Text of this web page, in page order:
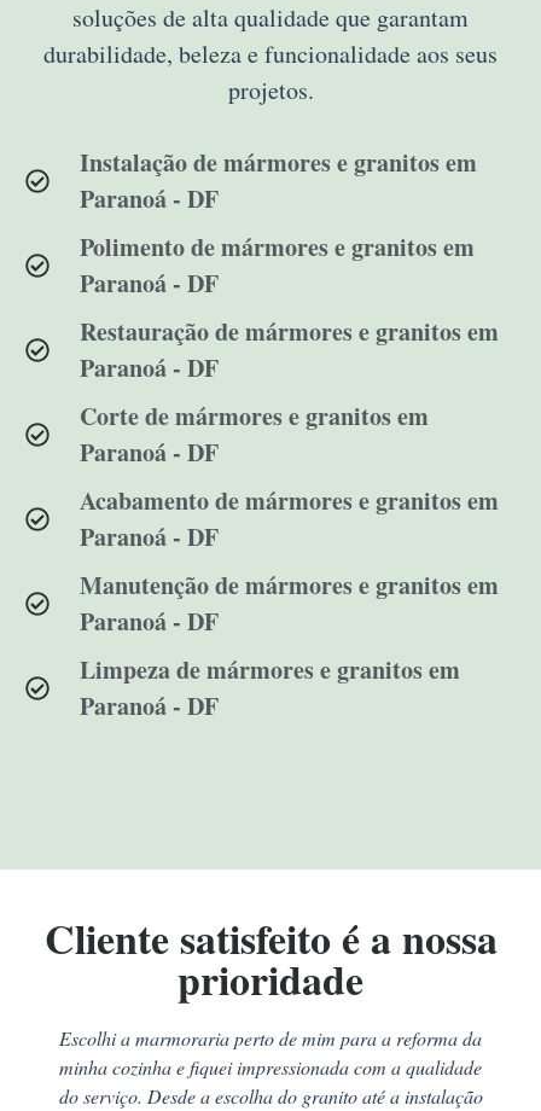
soluções de alta qualidade que garantam
durabilidade, beleza e funcionalidade aos seus
projetos.
Instalação de mármores e granitos em
Paranoá - DF
Polimento de mármores e granitos em
Paranoá - DF
Restauração de mármores e granitos em
Paranoá - DF
Corte de mármores e granitos em
Paranoá - DF
Acabamento de mármores e granitos em
Paranoá - DF
Manutenção de mármores e granitos em
Paranoá - DF
Limpeza de mármores e granitos em
Paranoá - DF
Cliente satisfeito é a nossa
prioridade
Escolhi a marmoraria perto de mim para a reforma da
minha cozinha e fiquei impressionada com a qualidade
do serviço. Desde a escolha do granito até a instalação